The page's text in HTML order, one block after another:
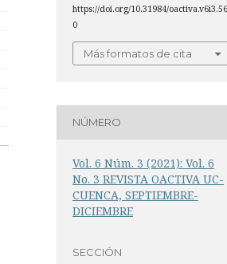
https://doi.org/10.31984/
0
Más formatos de cita
NÚMERO
Vol. 6 Núm. 3 (2021): Vol. 6
No. 3 REVISTA OACTIVA UC-
CUENCA, SEPTIEMBRE-
DICIEMBRE
SECCIÓN